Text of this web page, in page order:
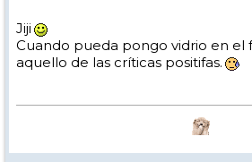
Jiji
Cuando pueda pongo vidrio en el
aquello de las críticas positifas.